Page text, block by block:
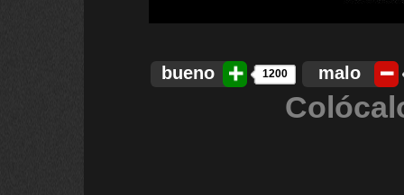
bueno 1200 malo